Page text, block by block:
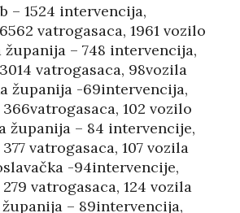
– 1524 intervencija,
vatrogasaca, 1961 vozilo
županija – 748 intervencija,
vatrogasaca, 98vozila
županija -69intervencija,
102 vozilo
županija – 84 intervencije,
vatrogasaca, 107 vozila
-94intervencije,
vatrogasaca, 124 vozila
– 89intervencija,